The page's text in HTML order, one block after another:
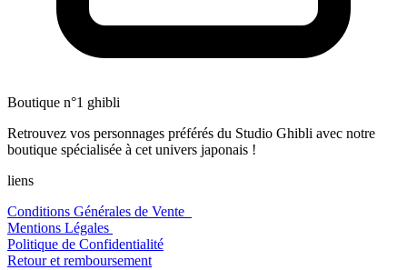
Boutique n°1 ghibli
Retrouvez vos personnages préférés du Studio Ghibli avec notre
boutique spécialisée à cet univers japonais !
liens
Conditions Générales de Vente
Mentions Légales
Politique de Confidentialité
Retour et remboursement